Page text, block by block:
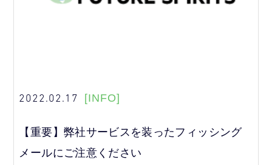
2022.02.17 [INFO]
【重要】弊社サービスを装ったフィッシング
メールにご注意ください